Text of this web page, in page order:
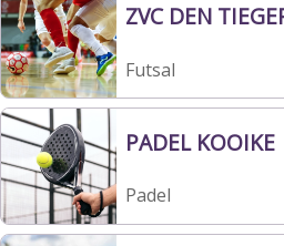
ZVC DEN
Futsal
PADEL KOOIKE
Padel